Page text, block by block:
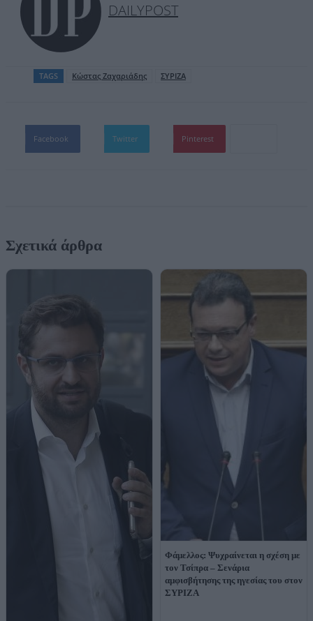
DAILYPOST
TAGS Κώστας Ζαχαριάδης ΣΥΡΙΖΑ
Facebook Twitter Pinterest
Σχετικά άρθρα
Φάμελλος: Ψυχραίνεται η σχέση με
τον Τσίπρα – Σενάρια
αμφισβήτησης της ηγεσίας του στον
ΣΥΡΙΖΑ